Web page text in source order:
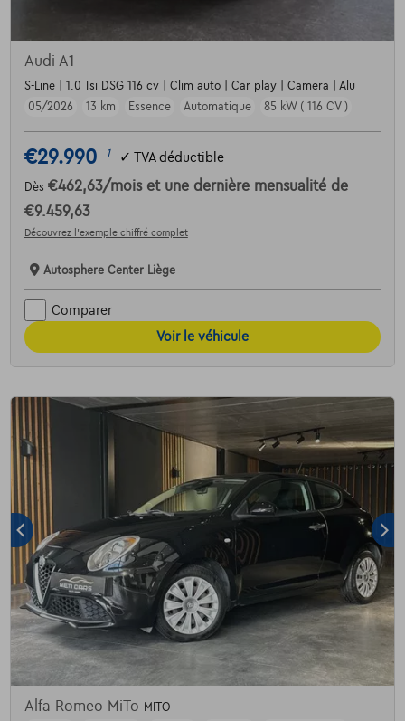
Audi A1
S-Line | 1.0 Tsi DSG 116 cv | Clim auto | Car play | Camera | Alu
05/2026
13 km Essence Automatique 85 kW ( 116 CV )
€29.990 1 ✓ TVA déductible
Dès €462,63/mois et une dernière mensualité de
€9.459,63
Découvrez l’exemple chiffré complet
Autosphere Center Liège
Comparer
Voir le véhicule
Alfa Romeo MiTo MITO